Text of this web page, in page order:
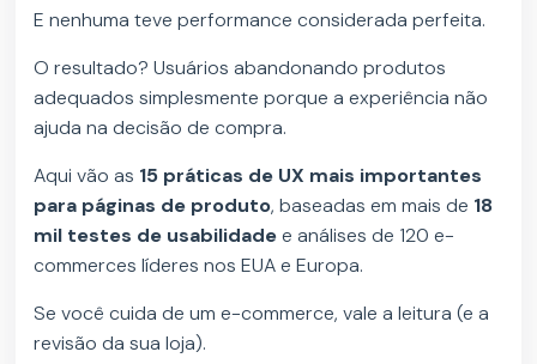
E nenhuma teve performance considerada perfeita.
O resultado? Usuários abandonando produtos
adequados simplesmente porque a experiência não
ajuda na decisão de compra.
Aqui vão as 15 práticas de UX mais importantes
para páginas de produto, baseadas em mais de 18
mil testes de usabilidadee análises de 120 e-
commerces líderes nos EUA e Europa.
Se você cuida de um e-commerce, vale a leitura (e a
revisão da sua loja).